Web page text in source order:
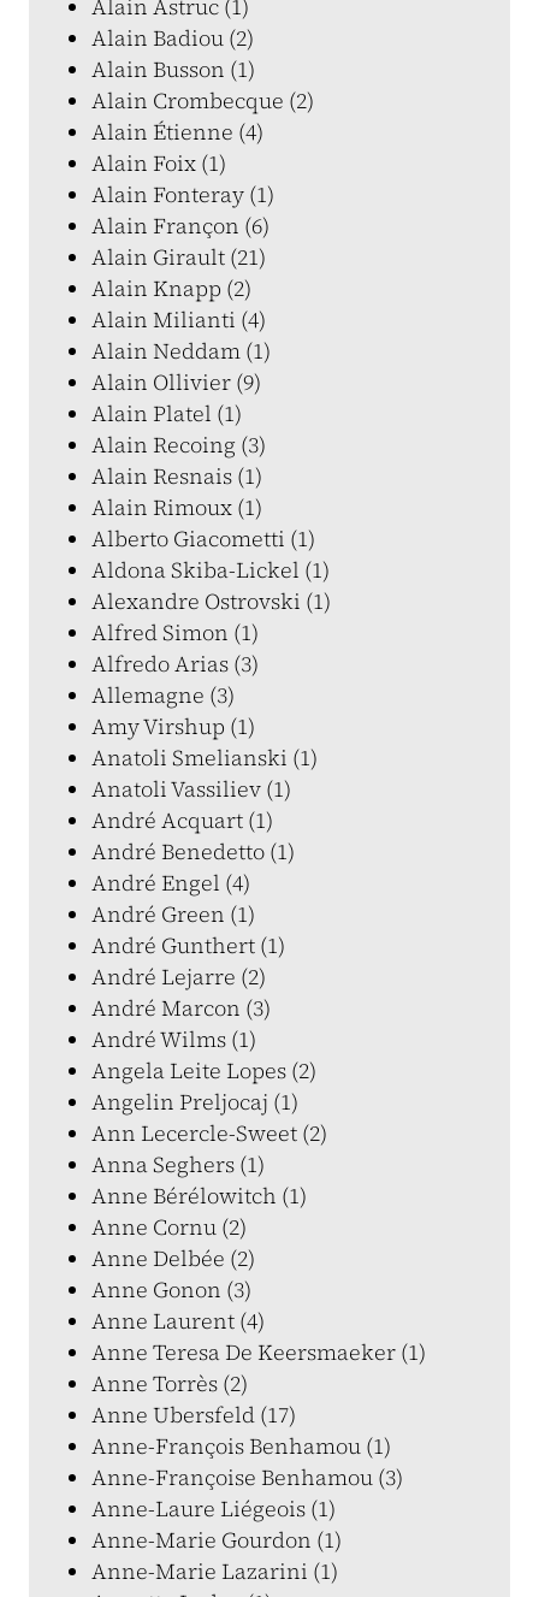
Alain Astruc (1)
Alain Badiou (2)
Alain Busson (1)
Alain Crombecque (2)
Alain Étienne (4)
Alain Foix (1)
Alain Fonteray (1)
Alain Françon (6)
Alain Girault (21)
Alain Knapp (2)
Alain Milianti (4)
Alain Neddam (1)
Alain Ollivier (9)
Alain Platel (1)
Alain Recoing (3)
Alain Resnais (1)
Alain Rimoux (1)
Alberto Giacometti (1)
Aldona Skiba-Lickel (1)
Alexandre Ostrovski (1)
Alfred Simon (1)
Alfredo Arias (3)
Allemagne (3)
Amy Virshup (1)
Anatoli Smelianski (1)
Anatoli Vassiliev (1)
André Acquart (1)
André Benedetto (1)
André Engel (4)
André Green (1)
André Gunthert (1)
André Lejarre (2)
André Marcon (3)
André Wilms (1)
Angela Leite Lopes (2)
Angelin Preljocaj (1)
Ann Lecercle-Sweet (2)
Anna Seghers (1)
Anne Bérélowitch (1)
Anne Cornu (2)
Anne Delbée (2)
Anne Gonon (3)
Anne Laurent (4)
Anne Teresa De Keersmaeker (1)
Anne Torrès (2)
Anne Ubersfeld (17)
Anne-François Benhamou (1)
Anne-Françoise Benhamou (3)
Anne-Laure Liégeois (1)
Anne-Marie Gourdon (1)
Anne-Marie Lazarini (1)